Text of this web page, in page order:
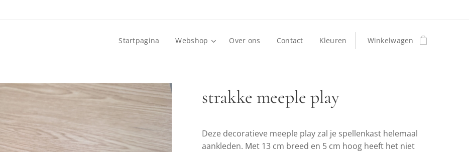
Startpagina Webshop Over ons Contact Kleuren Winkelwagen
strakke meeple play
Deze decoratieve meeple play zal je spellenkast helemaal
aankleden. Met 13 cm breed en 5 cm hoog heeft het niet